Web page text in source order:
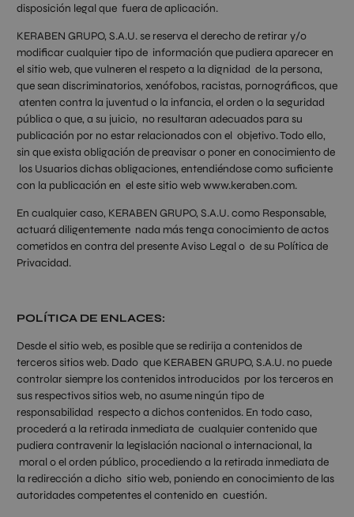
disposición legal que fuera de aplicación.
KERABEN GRUPO, S.A.U. se reserva el derecho de retirar y/o
modificar cualquier tipo de información que pudiera aparecer en
el sitio web, que vulneren el respeto a la dignidad de la persona,
que sean discriminatorios, xenófobos, racistas, pornográficos, que
atenten contra la juventud o la infancia, el orden o la seguridad
pública o que, a su juicio, no resultaran adecuados para su
publicación por no estar relacionados con el objetivo. Todo ello,
sin que exista obligación de preavisar o poner en conocimiento de
los Usuarios dichas obligaciones, entendiéndose como suficiente
con la publicación en el este sitio web www.keraben.com.
En cualquier caso, KERABEN GRUPO, S.A.U. como Responsable,
actuará diligentemente nada más tenga conocimiento de actos
cometidos en contra del presente Aviso Legal o de su Política de
Privacidad.
POLÍTICA DE ENLACES:
Desde el sitio web, es posible que se redirija a contenidos de
terceros sitios web. Dado que KERABEN GRUPO, S.A.U. no puede
controlar siempre los contenidos introducidos por los terceros en
sus respectivos sitios web, no asume ningún tipo de
responsabilidad respecto a dichos contenidos. En todo caso,
procederá a la retirada inmediata de cualquier contenido que
pudiera contravenir la legislación nacional o internacional, la
moral o el orden público, procediendo a la retirada inmediata de
la redirección a dicho sitio web, poniendo en conocimiento de las
autoridades competentes el contenido en cuestión.